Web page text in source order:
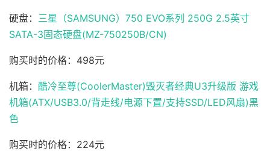
硬盘： 三星（SAMSUNG）750 EVO系列 250G 2.5英寸
SATA-3固态硬盘(MZ-750250B/CN)
购买时的价格：498元
机箱： 酷冷至尊(CoolerMaster)毁灭者经典U3升级版 游戏
机箱(ATX/USB3.0/背走线/电源下置/支持SSD/LED风扇)黑
色
购买时的价格：224元